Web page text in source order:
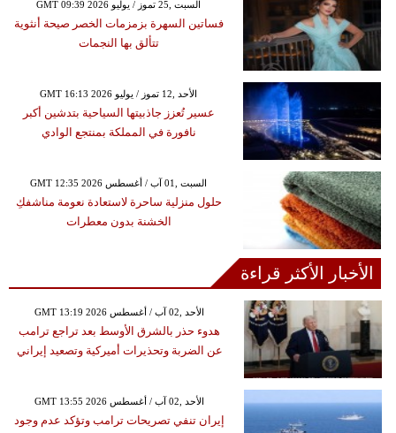
GMT 09:39 2026 السبت ,25 تموز / يوليو
فساتين السهرة بزمزمات الخصر صيحة أنثوية
تتألق بها النجمات
GMT 16:13 2026 الأحد ,12 تموز / يوليو
عسير تُعزز جاذبيتها السياحية بتدشين أكبر
نافورة في المملكة بمنتجع الوادي
GMT 12:35 2026 السبت ,01 آب / أغسطس
حلول منزلية ساحرة لاستعادة نعومة مناشفكِ
الخشنة بدون معطرات
الأخبار الأكثر قراءة
GMT 13:19 2026 الأحد ,02 آب / أغسطس
هدوء حذر بالشرق الأوسط بعد تراجع ترامب
عن الضربة وتحذيرات أميركية وتصعيد إيراني
GMT 13:55 2026 الأحد ,02 آب / أغسطس
إيران تنفي تصريحات ترامب وتؤكد عدم وجود